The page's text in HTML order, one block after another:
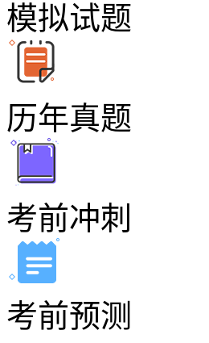
模拟试题
历年真题
考前冲刺
考前预测